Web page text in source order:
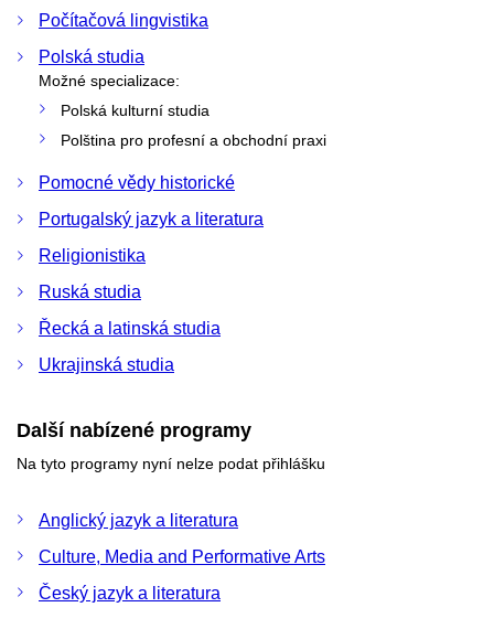
Počítačová lingvistika
Polská studia
Možné specializace:
Polská kulturní studia
Polština pro profesní a obchodní praxi
Pomocné vědy historické
Portugalský jazyk a literatura
Religionistika
Ruská studia
Řecká a latinská studia
Ukrajinská studia
Další nabízené programy
Na tyto programy nyní nelze podat přihlášku
Anglický jazyk a literatura
Culture, Media and Performative Arts
Český jazyk a literatura